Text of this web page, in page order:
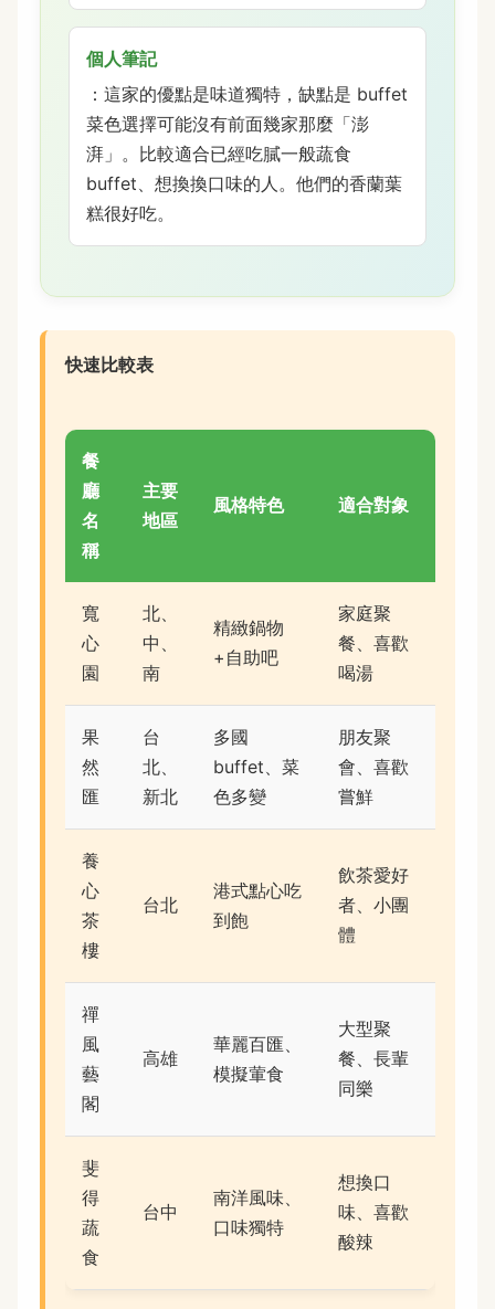
個人筆記
：這家的優點是味道獨特，缺點是 buffet
菜色選擇可能沒有前面幾家那麼「澎
湃」。比較適合已經吃膩一般蔬食
buffet、想換換口味的人。他們的香蘭葉
糕很好吃。
快速比較表
餐
廳
名
稱
主要
地區
風格特色 適合對象
寬
心
園
北、
中、
南
精緻鍋物
+自助吧
家庭聚
餐、喜歡
喝湯
果
然
匯
台
北、
新北
多國
buffet、菜
色多變
朋友聚
會、喜歡
嘗鮮
養
心
茶
樓
台北
港式點心吃
到飽
飲茶愛好
者、小團
體
禪
風
藝
閣
高雄
華麗百匯、
模擬葷食
大型聚
餐、長輩
同樂
斐
得
蔬
食
台中
南洋風味、
口味獨特
想換口
味、喜歡
酸辣